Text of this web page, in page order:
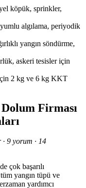
köpük, sprinkler,
algılama, periyodik
yangın söndürme,
askeri tesisler için
2 kg ve 6 kg KKT
Firması
· 9 yorum · 14
çok başarılı
yangın tüpü ve
yardımcı